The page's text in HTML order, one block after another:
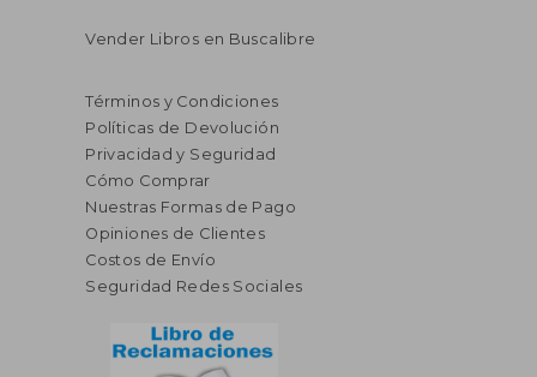
Vender Libros en Buscalibre
Términos y Condiciones
Políticas de Devolución
Privacidad y Seguridad
Cómo Comprar
Nuestras Formas de Pago
Opiniones de Clientes
Costos de Envío
Seguridad Redes Sociales